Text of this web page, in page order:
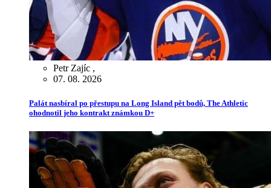
Petr Zajíc ,
07. 08. 2026
Palát nasbíral po přestupu na Long Island pět bodů, The Athletic
ohodnotil jeho kontrakt známkou D+